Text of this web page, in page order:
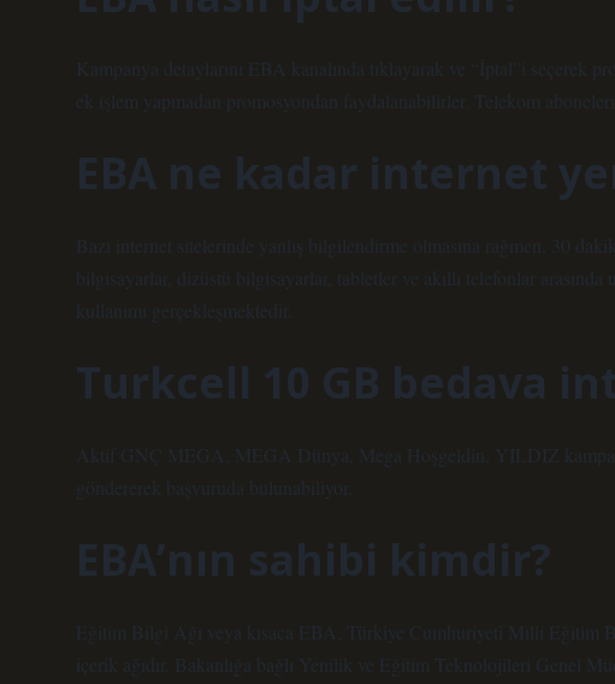
Kampanya detaylarını EBA kanalında tıklayarak ve “İptal”i seçerek
ek işlem yapmadan promosyondan faydalanabilirler. Telekom aboneleri
EBA ne kadar internet
Bazı internet sitelerinde yanlış bilgilendirme olmasına rağmen, 30
bilgisayarlar, dizüstü bilgisayarlar, tabletler ve akıllı telefonlar
kullanımı gerçekleşmektedir.
Turkcell 10 GB bedava
Aktif GNÇ MEGA, MEGA Dünya, Mega Hoşgeldin, YILDIZ
göndererek başvuruda bulunabiliyor.
EBA’nın sahibi kimdir?
Eğitim Bilgi Ağı veya kısaca EBA, Türkiye Cumhuriyeti Milli Eğitim
içerik ağıdır. Bakanlığa bağlı Yenilik ve Eğitim Teknolojileri Genel